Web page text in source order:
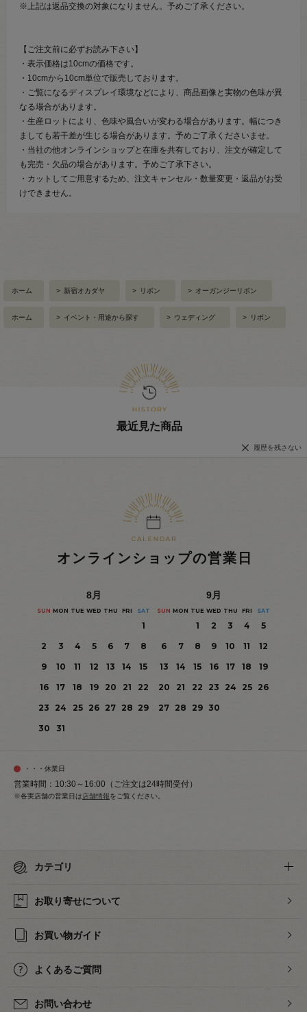
※上記は返品交換の対象になりません。予めご了承ください。
【ご注文前に必ずお読み下さい】
・表示価格は10cmの価格です。
・10cmから10cm単位で販売しております。
・ご覧になるディスプレイ環境などにより、商品画像と実物の色味が異
なる場合があります。
・生産ロットにより、色味や風合いが変わる場合があります。幅につき
ましても若干差が生じる場合があります。予めご了承くださいませ。
・当社の他オンラインショップと在庫を共有しており、注文が確定して
も完売・欠品の場合があります。予めご了承下さい。
・カットしてご用意するため、注文キャンセル・数量変更・返品がお受
けできません。
ホーム > 新宿オカダヤ > リボン > オーガンジーリボン
ホーム > イベント・用途から探す > ウェディング > リボン
最近見た商品
履歴を残さない
オンラインショップの営業日
8月
SUN MON TUE WED THU FRI SAT
1
2
3 4 5 6 7
8
9
10 11 12 13 14
15
16
17 18 19 20 21
22
23
24 25 26 27 28 29
30
31
9月
SUN MON TUE WED THU FRI SAT
1 2 3 4
5
6
7 8 9 10 11
12
13
14 15 16 17 18
19
20
21 22 23 24 25
26
27 28 29 30
・・・休業日
営業時間：10:30～16:00（ご注文は24時間受付）
※各実店舗の営業日は 店舗情報をご覧ください。
カテゴリ
お取り寄せについて
お買い物ガイド
よくあるご質問
お問い合わせ